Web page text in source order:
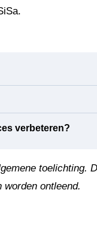
verbeteren?
toelichting.
ontleend.